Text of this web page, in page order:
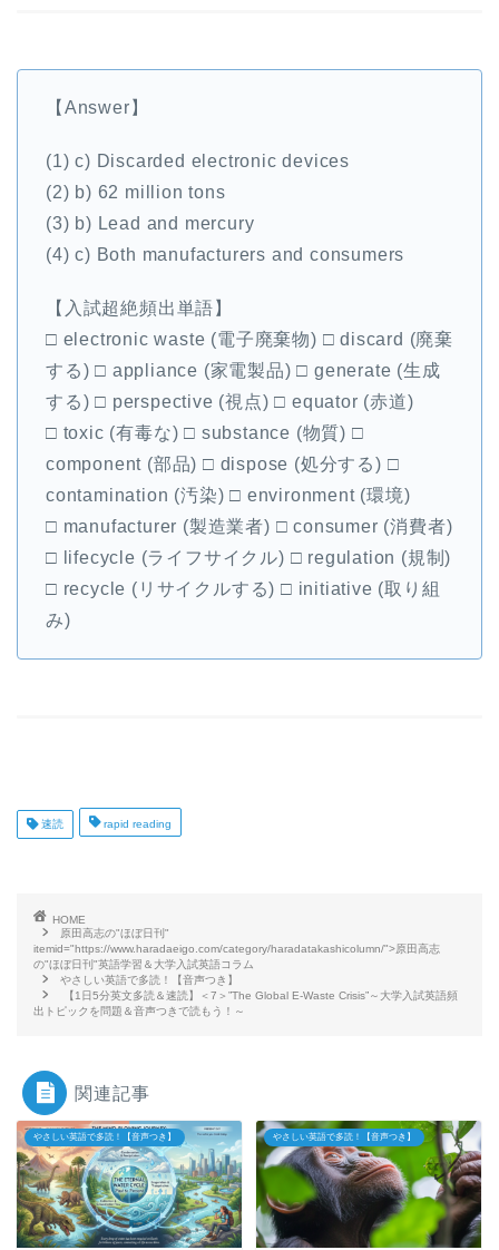
【Answer】
(1) c) Discarded electronic devices
(2) b) 62 million tons
(3) b) Lead and mercury
(4) c) Both manufacturers and consumers
【入試超絶頻出単語】
□ electronic waste (電子廃棄物) □ discard (廃棄
する) □ appliance (家電製品) □ generate (生成
する) □ perspective (視点) □ equator (赤道)
□ toxic (有毒な) □ substance (物質) □
component (部品) □ dispose (処分する) □
contamination (汚染) □ environment (環境)
□ manufacturer (製造業者) □ consumer (消費者)
□ lifecycle (ライフサイクル) □ regulation (規制)
□ recycle (リサイクルする) □ initiative (取り組
み)
速読 rapid reading
HOME
原田高志の"ほぼ日刊"
itemid="https://www.haradaeigo.com/category/haradatakashicolumn/">原田高志
の"ほぼ日刊"英語学習＆大学入試英語コラム
やさしい英語で多読！【音声つき】
【1日5分英文多読＆速読】＜7＞”The Global E-Waste Crisis”～大学入試英語頻
出トピックを問題＆音声つきで読もう！～
関連記事
やさしい英語で多読！【音声つき】 やさしい英語で多読！【音声つき】